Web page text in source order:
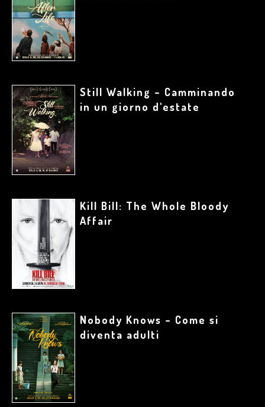
Still Walking – Camminando
in un giorno d'estate
Kill Bill: The Whole Bloody
Affair
Nobody Knows – Come si
diventa adulti